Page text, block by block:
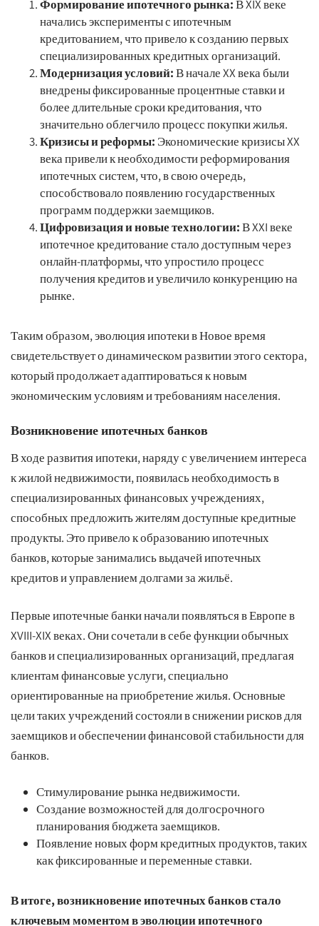
Формирование ипотечного рынка:В XIX веке
начались эксперименты с ипотечным
кредитованием, что привело к созданию первых
специализированных кредитных организаций.
Модернизация условий:В начале XX века были
внедрены фиксированные процентные ставки и
более длительные сроки кредитования, что
значительно облегчило процесс покупки жилья.
Кризисы и реформы: Экономические кризисы XX
века привели к необходимости реформирования
ипотечных систем, что, в свою очередь,
способствовало появлению государственных
программ поддержки заемщиков.
Цифровизация и новые технологии:В XXI веке
ипотечное кредитование стало доступным через
онлайн-платформы, что упростило процесс
получения кредитов и увеличило конкуренцию на
рынке.
Таким образом, эволюция ипотеки в Новое время
свидетельствует о динамическом развитии этого сектора,
который продолжает адаптироваться к новым
экономическим условиям и требованиям населения.
Возникновение ипотечных банков
В ходе развития ипотеки, наряду с увеличением интереса
к жилой недвижимости, появилась необходимость в
специализированных финансовых учреждениях,
способных предложить жителям доступные кредитные
продукты. Это привело к образованию ипотечных
банков, которые занимались выдачей ипотечных
кредитов и управлением долгами за жильё.
Первые ипотечные банки начали появляться в Европе в
XVIII-XIX веках. Они сочетали в себе функции обычных
банков и специализированных организаций, предлагая
клиентам финансовые услуги, специально
ориентированные на приобретение жилья. Основные
цели таких учреждений состояли в снижении рисков для
заемщиков и обеспечении финансовой стабильности для
банков.
Стимулирование рынка недвижимости.
Создание возможностей для долгосрочного
планирования бюджета заемщиков.
Появление новых форм кредитных продуктов, таких
как фиксированные и переменные ставки.
В итоге, возникновение ипотечных банков стало
ключевым моментом в эволюции ипотечного